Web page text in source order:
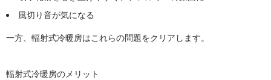
風切り音が気になる
一方、輻射式冷暖房はこれらの問題をクリアします。
輻射式冷暖房のメリット